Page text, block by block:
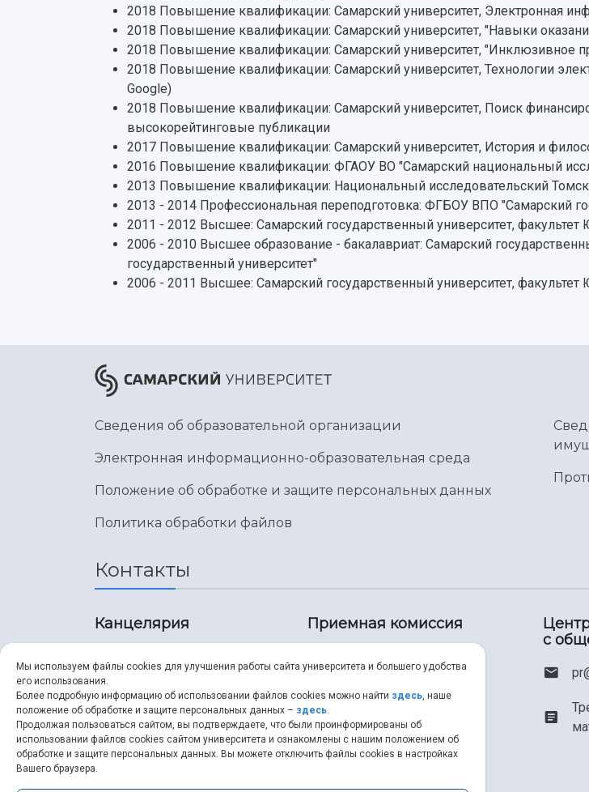
2018 Повышение квалификации: Самарский университет, Электронная
2018 Повышение квалификации: Самарский университет, "Навыки
2018 Повышение квалификации: Самарский университет, "Инклюзивное
2018 Повышение квалификации: Самарский университет, Технологии
Google)
2018 Повышение квалификации: Самарский университет, Поиск
высокорейтинговые публикации
2017 Повышение квалификации: Самарский университет, История и
2016 Повышение квалификации: ФГАОУ ВО "Самарский национальный
2013 Повышение квалификации: Национальный исследовательский
2013 - 2014 Профессиональная переподготовка: ФГБОУ ВПО "Самарский
2011 - 2012 Высшее: Самарский государственный университет, факультет
2006 - 2010 Высшее образование - бакалавриат: Самарский
государственный университет"
2006 - 2011 Высшее: Самарский государственный университет, факультет
Сведения об образовательной организации
Электронная информационно-образовательная среда
Положение об обработке и защите персональных данных
Политика обработки файлов
Контакты
Канцелярия
8 (846) 267-43-70
ssau@ssau.ru
Приемная комиссия
8 (846) 267-48-67
priem@ssau.ru
с
Мы используем файлы cookies для улучшения работы сайта университета и большего удобства
его использования.
Более подробную информацию об использовании файлов cookies можно найти здесь, наше
положение об обработке и защите персональных данных – здесь.
Продолжая пользоваться сайтом, вы подтверждаете, что были проинформированы об
использовании файлов cookies сайтом университета и ознакомлены с нашим положением об
обработке и защите персональных данных. Вы можете отключить файлы cookies в настройках
Вашего браузера.